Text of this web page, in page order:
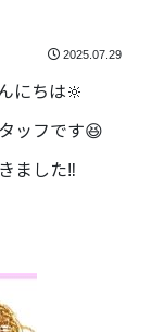
2025.07.29
にちは🔆
ッフです😆
ました‼️